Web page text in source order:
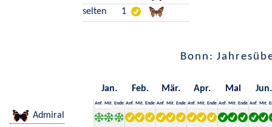
selten
1
Bonn:
Jan. Feb. Mär. Apr. Mai Jun.
Anf. Mit. Ende Anf. Mit. Ende Anf. Mit. Ende Anf. Mit. Ende Anf. Mit. Ende Anf. Mit.
Admiral